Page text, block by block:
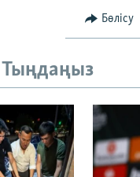
Бөлісу
Тыңдаңыз